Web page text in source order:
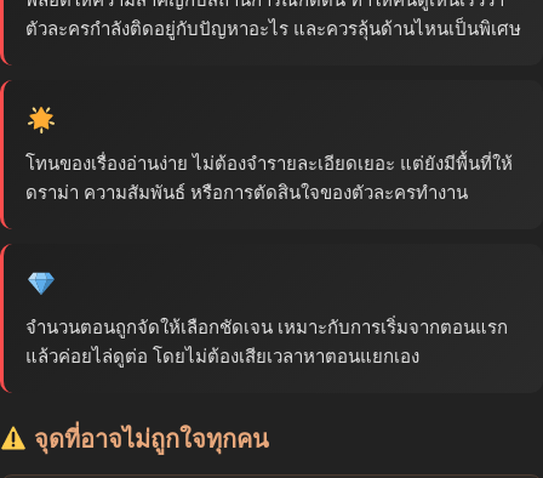
ตัวละครกำลังติดอยู่กับปัญหาอะไร และควรลุ้นด้านไหนเป็นพิเศษ
โทนของเรื่องอ่านง่าย ไม่ต้องจำรายละเอียดเยอะ แต่ยังมีพื้นที่ให้
ดราม่า ความสัมพันธ์ หรือการตัดสินใจของตัวละครทำงาน
จำนวนตอนถูกจัดให้เลือกชัดเจน เหมาะกับการเริ่มจากตอนแรก
แล้วค่อยไล่ดูต่อ โดยไม่ต้องเสียเวลาหาตอนแยกเอง
จุดที่อาจไม่ถูกใจทุกคน